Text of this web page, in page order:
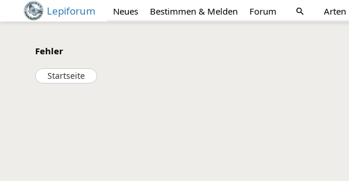
Lepiforum Neues Bestimmen & Melden Forum search Arten
Fehler
Startseite